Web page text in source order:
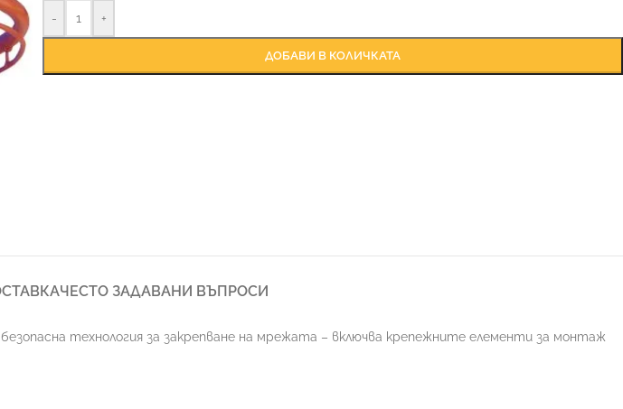
- +
ДОБАВИ В КОЛИЧКАТА
ЧЕСТО ЗАДАВАНИ ВЪПРОСИ
технология за закрепване на мрежата – включва крепежните елементи за монтаж